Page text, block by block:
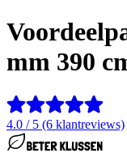
mm 390
4.0 / 5 (6 klantreviews)